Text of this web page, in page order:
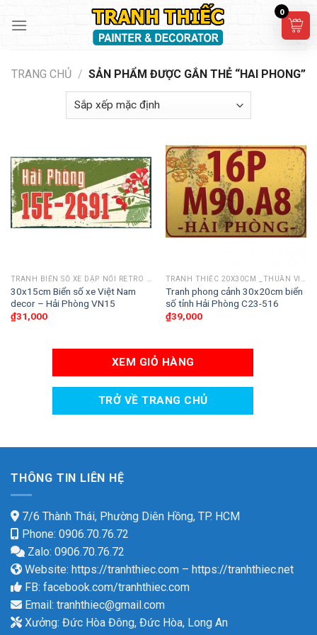
TRANG CHỦ / SẢN PHẨM ĐƯỢC GẮN THẺ “HAI PHONG”
30x15cm Biển số xe Việt Nam
decor – Hải Phòng VN15
₫31,000
Tranh phong cảnh 30x20cm biển
số tỉnh Hải Phòng C23-516
₫39,000
XEM GIỎ HÀNG
TRỞ VỀ TRANG CHỦ
THÔNG TIN LIÊN HỆ
7/6 Thành Thái, Phường Diên Hồng, TP. HCM
Phone: 0906.70.76.72
Zalo: 0906.70.76.72
Website: https://tranhthiec.com – https://tranhthiec.net
FB: facebook.com/tranhthiec.com
Email: tranhthiec@gmail.com
Xưởng: Đức Hòa Đông, Đức Hòa, Long An
0